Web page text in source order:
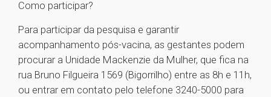
Como participar?
Para participar da pesquisa e garantir
acompanhamento pós-vacina, as gestantes podem
procurar a Unidade Mackenzie da Mulher, que fica na
rua Bruno Filgueira 1569 (Bigorrilho) entre as 8h e 11h,
ou entrar em contato pelo telefone 3240-5000 para